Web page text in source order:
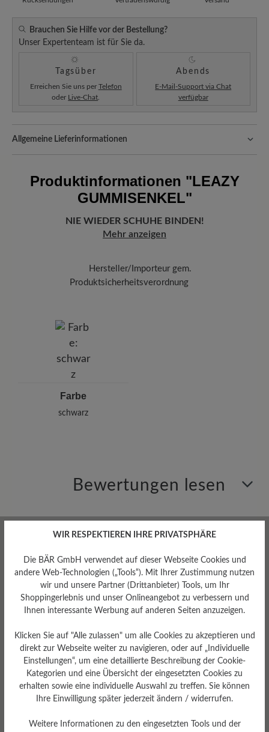
Brauchen Sie Hilfe vor der Bestellung?
Unser Expertenteam ist für Sie da.
Tagsüber
Erreichen Sie uns per Telefon
oder Live-Chat
Abends
E-Mail-Support via Chat
verfügbar
Allgemeine Lieferinformationen
hinzugefügt – unabhängig vom Bestellwert.
Freuen Sie sich auf Ihr Paket!Sobald Ihre Bestellung unser Lager in
Mit der beigefügten Sendungsnummer können Sie genau
nachverfolgen, wo sich Ihr neues BÄR Lieblingsstück gerade
Produktinformationen "LEAZY
GUMMISENKEL"
NIE WIEDER SCHUHE BINDEN!
Mehr anzeigen
Hersteller/Importeur gem.
Produktsicherheitsverordnung
Musikantenweg 78, 60316 Frankfurt/Main, Deutschland
Farbe
schwarz
Bewertungen lesen
0 von 0 Bewertungen
Durchschnittliche Bewertung
Bewerten Sie dieses Produkt!
Teilen Sie Ihre Erfahrungen mit anderen
Kunden.
Bewertung schreiben
WIR RESPEKTIEREN IHRE PRIVATSPHÄRE
Die BÄR GmbH verwendet auf dieser Webseite Cookies und
andere Web-Technologien („Tools“). Mit Ihrer Zustimmung nutzen
wir und unsere Partner (Drittanbieter) Tools, um Ihr
Shoppingerlebnis und unser Onlineangebot zu verbessern und
Ihnen interessante Werbung auf anderen Seiten anzuzeigen.
Klicken Sie auf "Alle zulassen" um alle Cookies zu akzeptieren und
direkt zur Webseite weiter zu navigieren, oder auf „Individuelle
Einstellungen“, um eine detaillierte Beschreibung der Cookie-
Kategorien und eine Übersicht der eingesetzten Cookies zu
erhalten sowie eine individuelle Auswahl zu treffen. Sie können
Ihre Einwilligung später jederzeit ändern / widerrufen.
Weitere Informationen zu den eingesetzten Tools und der